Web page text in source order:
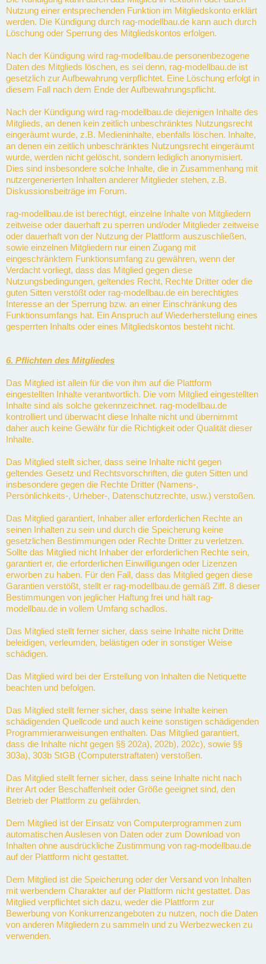
Nutzung einer entsprechenden Funktion im Mitgliedskonto erklärt
werden. Die Kündigung durch rag-modellbau.de kann auch durch
Löschung oder Sperrung des Mitgliedskontos erfolgen.
Nach der Kündigung wird rag-modellbau.de personenbezogene
Daten des Mitglieds löschen, es sei denn, rag-modellbau.de ist
gesetzlich zur Aufbewahrung verpflichtet. Eine Löschung erfolgt in
diesem Fall nach dem Ende der Aufbewahrungspflicht.
Nach der Kündigung wird rag-modellbau.de diejenigen Inhalte des
Mitglieds, an denen kein zeitlich unbeschränktes Nutzungsrecht
eingeräumt wurde, z.B. Medieninhalte, ebenfalls löschen. Inhalte,
an denen ein zeitlich unbeschränktes Nutzungsrecht eingeräumt
wurde, werden nicht gelöscht, sondern lediglich anonymisiert.
Dies sind insbesondere solche Inhalte, die in Zusammenhang mit
nutzergenerierten Inhalten anderer Mitglieder stehen, z.B.
Diskussionsbeiträge im Forum.
rag-modellbau.de ist berechtigt, einzelne Inhalte von Mitgliedern
zeitweise oder dauerhaft zu sperren und/oder Mitglieder zeitweise
oder dauerhaft von der Nutzung der Plattform auszuschließen,
sowie einzelnen Mitgliedern nur einen Zugang mit
eingeschränktem Funktionsumfang zu gewähren, wenn der
Verdacht vorliegt, dass das Mitglied gegen diese
Nutzungsbedingungen, geltendes Recht, Rechte Dritter oder die
guten Sitten verstößt oder rag-modellbau.de ein berechtigtes
Interesse an der Sperrung bzw. an einer Einschränkung des
Funktionsumfangs hat. Ein Anspruch auf Wiederherstellung eines
gesperrten Inhalts oder eines Mitgliedskontos besteht nicht.
6. Pflichten des Mitgliedes
Das Mitglied ist allein für die von ihm auf die Plattform
eingestellten Inhalte verantwortlich. Die vom Mitglied eingestellten
Inhalte sind als solche gekennzeichnet. rag-modellbau.de
kontrolliert und überwacht diese Inhalte nicht und übernimmt
daher auch keine Gewähr für die Richtigkeit oder Qualität dieser
Inhalte.
Das Mitglied stellt sicher, dass seine Inhalte nicht gegen
geltendes Gesetz und Rechtsvorschriften, die guten Sitten und
insbesondere gegen die Rechte Dritter (Namens-,
Persönlichkeits-, Urheber-, Datenschutzrechte, usw.) verstoßen.
Das Mitglied garantiert, Inhaber aller erforderlichen Rechte an
seinen Inhalten zu sein und durch die Speicherung keine
gesetzlichen Bestimmungen oder Rechte Dritter zu verletzen.
Sollte das Mitglied nicht Inhaber der erforderlichen Rechte sein,
garantiert er, die erforderlichen Einwilligungen oder Lizenzen
erworben zu haben. Für den Fall, dass das Mitglied gegen diese
Garantien verstößt, stellt er rag-modellbau.de gemäß Ziff. 8 dieser
Bestimmungen von jeglicher Haftung frei und hält rag-
modellbau.de in vollem Umfang schadlos.
Das Mitglied stellt ferner sicher, dass seine Inhalte nicht Dritte
beleidigen, verleumden, belästigen oder in sonstiger Weise
schädigen.
Das Mitglied wird bei der Erstellung von Inhalten die Netiquette
beachten und befolgen.
Das Mitglied stellt ferner sicher, dass seine Inhalte keinen
schädigenden Quellcode und auch keine sonstigen schädigenden
Programmieranweisungen enthalten. Das Mitglied garantiert,
dass die Inhalte nicht gegen §§ 202a), 202b), 202c), sowie §§
303a), 303b StGB (Computerstraftaten) verstoßen.
Das Mitglied stellt ferner sicher, dass seine Inhalte nicht nach
ihrer Art oder Beschaffenheit oder Größe geeignet sind, den
Betrieb der Plattform zu gefährden.
Dem Mitglied ist der Einsatz von Computerprogrammen zum
automatischen Auslesen von Daten oder zum Download von
Inhalten ohne ausdrückliche Zustimmung von rag-modellbau.de
auf der Plattform nicht gestattet.
Dem Mitglied ist die Speicherung oder der Versand von Inhalten
mit werbendem Charakter auf der Plattform nicht gestattet. Das
Mitglied verpflichtet sich dazu, weder die Plattform zur
Bewerbung von Konkurrenzangeboten zu nutzen, noch die Daten
von anderen Mitgliedern zu sammeln und zu Werbezwecken zu
verwenden.